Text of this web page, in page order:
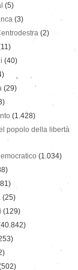
(5)
(3)
(2)
(40)
(29)
(1.428)
popolo della libertà
(1.034)
(25)
(129)